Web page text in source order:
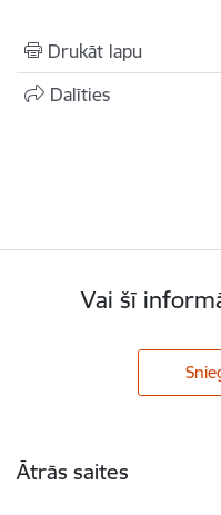
Drukāt lapu
Dalīties
Vai šī
Ātrās saites